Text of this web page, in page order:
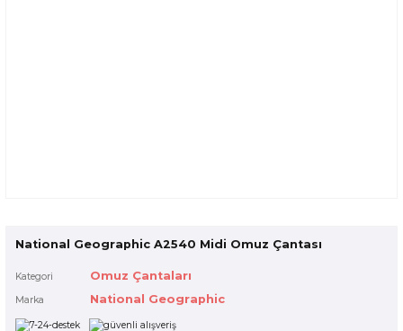
National Geographic A2540 Midi Omuz Çantası
Kategori Omuz Çantaları
Marka National Geographic